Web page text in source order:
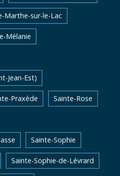
Marthe-sur-le-Lac
Mélanie
Jean-Est)
Praxède Sainte-Rose
Sainte-Sophie
Sainte-Sophie-de-Lévrard